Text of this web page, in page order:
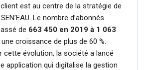
est au centre de la stratégie de
Le nombre d’abonnés
de 663 450 en 2019 à 1 063
croissance de plus de 60 %.
cette évolution, la société a lancé
application qui digitalise la gestion